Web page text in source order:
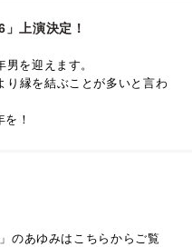
上演決定！
を迎えます。
り縁を結ぶことが多いと言わ
！
のあゆみはこちらからご覧